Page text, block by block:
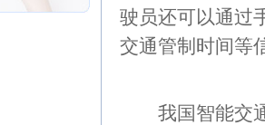
驶员还可以通过
交通管制时间等
我国智能交通